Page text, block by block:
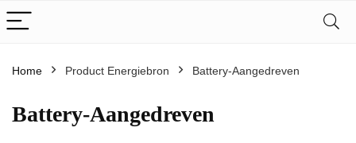
Home Product Energiebron ‎Battery-Aangedreven
‎Battery-Aangedreven